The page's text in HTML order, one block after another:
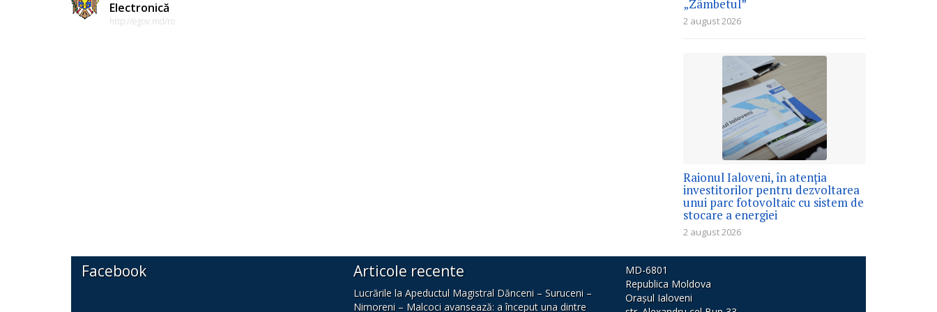
Electronică
http://egov.md/ro
„Zâmbetul”
2 august 2026
Raionul Ialoveni, în atenția
investitorilor pentru dezvoltarea
unui parc fotovoltaic cu sistem de
stocare a energiei
2 august 2026
Facebook Articole recente
Lucrările la Apeductul Magistral Dănceni – Suruceni –
Nimoreni – Malcoci avansează: a început una dintre
MD-6801
Republica Moldova
Orașul Ialoveni